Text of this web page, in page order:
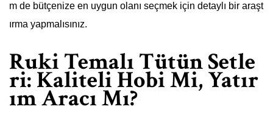
m de bütçenize en uygun olanı seçmek için detaylı bir araşt
ırma yapmalısınız.
Ruki Temalı Tütün Setle
ri: Kaliteli Hobi Mi, Yatır
ım Aracı Mı?